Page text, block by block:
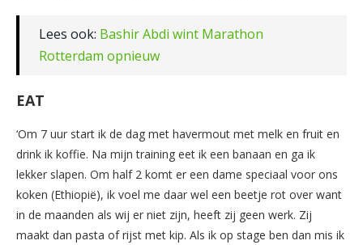
Lees ook: Bashir Abdi wint Marathon
Rotterdam opnieuw
EAT
‘Om 7 uur start ik de dag met havermout met melk en fruit en
drink ik koffie. Na mijn training eet ik een banaan en ga ik
lekker slapen. Om half 2 komt er een dame speciaal voor ons
koken (Ethiopië), ik voel me daar wel een beetje rot over want
in de maanden als wij er niet zijn, heeft zij geen werk. Zij
maakt dan pasta of rijst met kip. Als ik op stage ben dan mis ik